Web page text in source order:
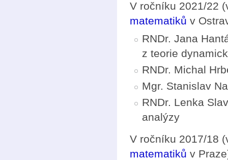
V ročníku 2021/22
matematiků v
RNDr. Jana
z teorie
RNDr. Michal
Mgr. Stanislav
RNDr. Lenka
analýzy
V ročníku 2017/18
matematiků v